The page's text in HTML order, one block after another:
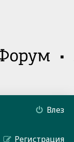
Влез
Регистрация